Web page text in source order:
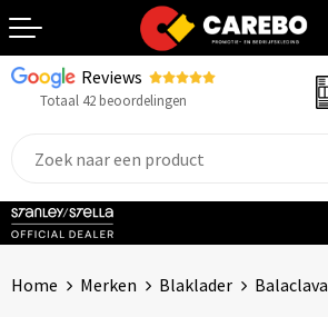
Reviews
Totaal 42 beoordelingen
Terug
Sportkleding
Home Merken Blaklader Balaclava